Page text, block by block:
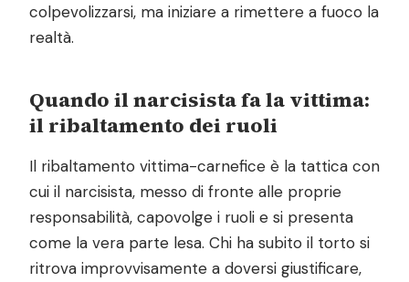
colpevolizzarsi, ma iniziare a rimettere a fuoco la
realtà.
Quando il narcisista fa la vittima:
il ribaltamento dei ruoli
Il ribaltamento vittima-carnefice è la tattica con
cui il narcisista, messo di fronte alle proprie
responsabilità, capovolge i ruoli e si presenta
come la vera parte lesa. Chi ha subito il torto si
ritrova improvvisamente a doversi giustificare,